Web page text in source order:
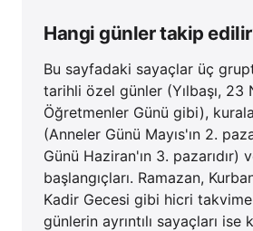
Hangi günler takip
Bu sayfadaki sayaçlar üç
tarihli özel günler (Yılbaşı, 23
Öğretmenler Günü gibi),
(Anneler Günü Mayıs'ın 2.
Günü Haziran'ın 3. pazarıdır)
başlangıçları. Ramazan,
Kadir Gecesi gibi hicri
günlerin ayrıntılı sayaçları ise